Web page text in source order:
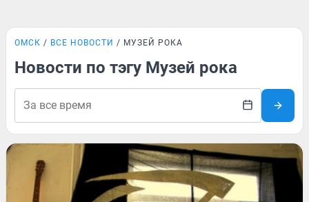
ОМСК ВСЕ НОВОСТИ МУЗЕЙ РОКА
Новости по тэгу Музей рока